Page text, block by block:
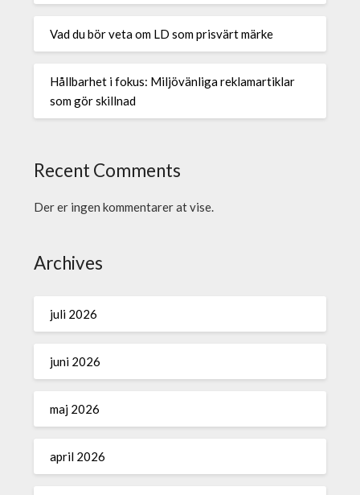
Vad du bör veta om LD som prisvärt märke
Hållbarhet i fokus: Miljövänliga reklamartiklar
som gör skillnad
Recent Comments
Der er ingen kommentarer at vise.
Archives
juli 2026
juni 2026
maj 2026
april 2026